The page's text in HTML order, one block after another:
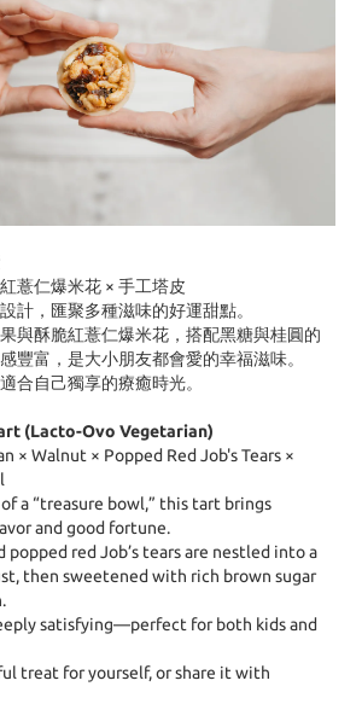
薏仁爆米花 × 手工塔皮
計，匯聚多種滋味的好運甜點。
與酥脆紅薏仁爆米花，搭配黑糖與桂圓的
豐富，是大小朋友都會愛的幸福滋味。
合自己獨享的療癒時光。
(Lacto-Ovo Vegetarian)
× Walnut × Popped Red Job's Tears ×
a “treasure bowl,” this tart brings
and good fortune.
popped red Job’s tears are nestled into a
then sweetened with rich brown sugar
satisfying—perfect for both kids and
treat for yourself, or share it with